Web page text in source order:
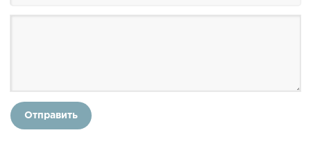
Отправить